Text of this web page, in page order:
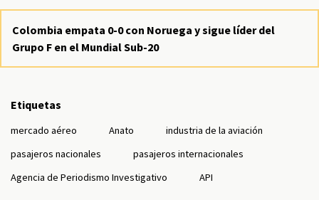
Colombia empata 0-0 con Noruega y sigue líder del
Grupo F en el Mundial Sub-20
Etiquetas
mercado aéreo Anato
industria de la aviación
pasajeros nacionales
pasajeros internacionales
Agencia de Periodismo Investigativo
API